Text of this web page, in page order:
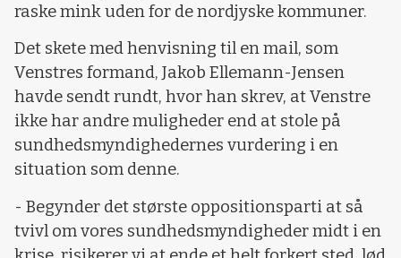
raske mink uden for de nordjyske kommuner.
Det skete med henvisning til en mail, som
Venstres formand, Jakob Ellemann-Jensen
havde sendt rundt, hvor han skrev, at Venstre
ikke har andre muligheder end at stole på
sundhedsmyndighedernes vurdering i en
situation som denne.
- Begynder det største oppositionsparti at så
tvivl om vores sundhedsmyndigheder midt i en